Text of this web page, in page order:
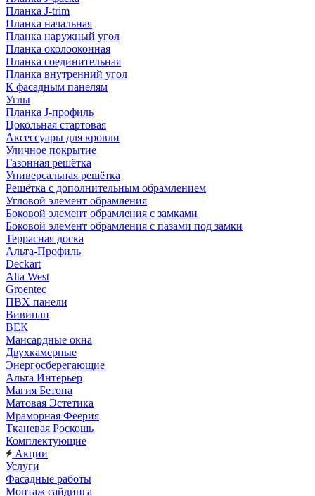
Планка J-trim
Планка начальная
Планка наружный угол
Планка околооконная
Планка соединительная
Планка внутренний угол
К фасадным панелям
Углы
Планка J-профиль
Цокольная стартовая
Аксессуары для кровли
Уличное покрытие
Газонная решётка
Универсальная решётка
Решётка с дополнительным обрамлением
Угловой элемент обрамления
Боковой элемент обрамления с замками
Боковой элемент обрамления с пазами под замки
Террасная доска
Альта-Профиль
Deckart
Alta West
Groentec
ПВХ панели
Вивипан
ВЕК
Мансардные окна
Двухкамерные
Энергосберегающие
Альта Интерьер
Магия Бетона
Матовая Эстетика
Мраморная Феерия
Тканевая Роскошь
Комплектующие
Акции
Услуги
Фасадные работы
Монтаж сайдинга